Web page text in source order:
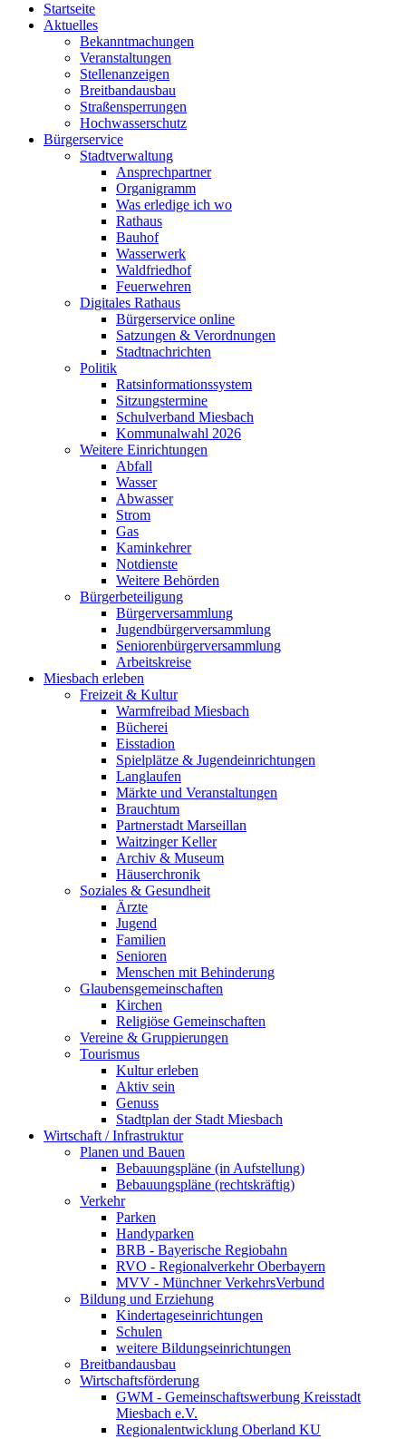
Startseite
Aktuelles
Bekanntmachungen
Veranstaltungen
Stellenanzeigen
Breitbandausbau
Straßensperrungen
Hochwasserschutz
Bürgerservice
Stadtverwaltung
Ansprechpartner
Organigramm
Was erledige ich wo
Rathaus
Bauhof
Wasserwerk
Waldfriedhof
Feuerwehren
Digitales Rathaus
Bürgerservice online
Satzungen & Verordnungen
Stadtnachrichten
Politik
Ratsinformationssystem
Sitzungstermine
Schulverband Miesbach
Kommunalwahl 2026
Weitere Einrichtungen
Abfall
Wasser
Abwasser
Strom
Gas
Kaminkehrer
Notdienste
Weitere Behörden
Bürgerbeteiligung
Bürgerversammlung
Jugendbürgerversammlung
Seniorenbürgerversammlung
Arbeitskreise
Miesbach erleben
Freizeit & Kultur
Warmfreibad Miesbach
Bücherei
Eisstadion
Spielplätze & Jugendeinrichtungen
Langlaufen
Märkte und Veranstaltungen
Brauchtum
Partnerstadt Marseillan
Waitzinger Keller
Archiv & Museum
Häuserchronik
Soziales & Gesundheit
Ärzte
Jugend
Familien
Senioren
Menschen mit Behinderung
Glaubensgemeinschaften
Kirchen
Religiöse Gemeinschaften
Vereine & Gruppierungen
Tourismus
Kultur erleben
Aktiv sein
Genuss
Stadtplan der Stadt Miesbach
Wirtschaft / Infrastruktur
Planen und Bauen
Bebauungspläne (in Aufstellung)
Bebauungspläne (rechtskräftig)
Verkehr
Parken
Handyparken
BRB - Bayerische Regiobahn
RVO - Regionalverkehr Oberbayern
MVV - Münchner VerkehrsVerbund
Bildung und Erziehung
Kindertageseinrichtungen
Schulen
weitere Bildungseinrichtungen
Breitbandausbau
Wirtschaftsförderung
GWM - Gemeinschaftswerbung Kreisstadt
Miesbach e.V.
Regionalentwicklung Oberland KU